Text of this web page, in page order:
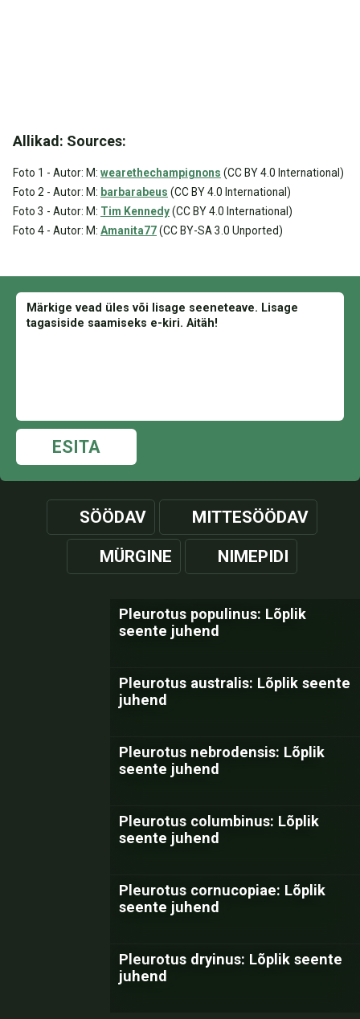
Allikad: Sources:
Foto 1 - Autor: M: wearethechampignons (CC BY 4.0 International)
Foto 2 - Autor: M: barbarabeus (CC BY 4.0 International)
Foto 3 - Autor: M: Tim Kennedy(CC BY 4.0 International)
Foto 4 - Autor: M: Amanita77(CC BY-SA 3.0 Unported)
ESITA
SÖÖDAV MITTESÖÖDAV
MÜRGINE NIMEPIDI
Pleurotus populinus: Lõplik
seente juhend
Pleurotus australis: Lõplik seente
juhend
Pleurotus nebrodensis: Lõplik
seente juhend
Pleurotus columbinus: Lõplik
seente juhend
Pleurotus cornucopiae: Lõplik
seente juhend
Pleurotus dryinus: Lõplik seente
juhend